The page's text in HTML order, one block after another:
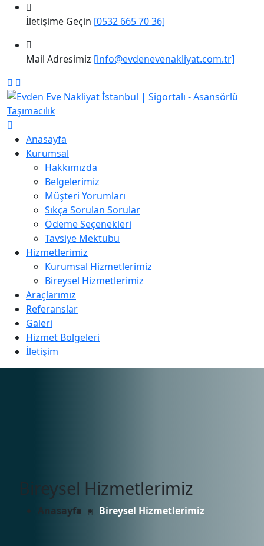
İletişime Geçin [0532 665 70 36]
Mail Adresimiz [info@evdenevenakliyat.com.tr]
Anasayfa
Kurumsal
Hakkımızda
Belgelerimiz
Müşteri Yorumları
Sıkça Sorulan Sorular
Ödeme Seçenekleri
Tavsiye Mektubu
Hizmetlerimiz
Kurumsal Hizmetlerimiz
Bireysel Hizmetlerimiz
Araçlarımız
Referanslar
Galeri
Hizmet Bölgeleri
İletişim
Bireysel Hizmetlerimiz
Anasayfa Bireysel Hizmetlerimiz